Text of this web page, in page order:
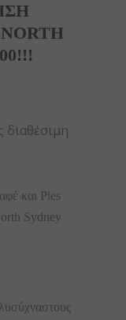
διαθέσιμη
και Pies
Sydney